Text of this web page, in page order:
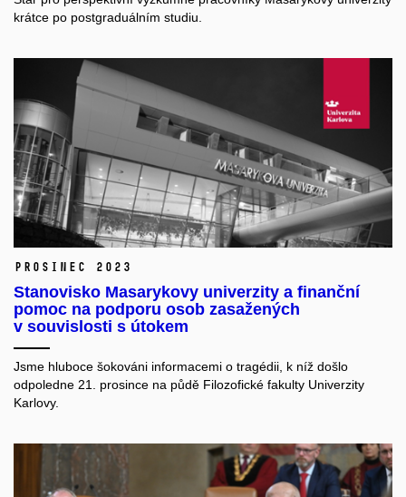
krátce po postgraduálním studiu.
prosinec 2023
Stanovisko Masarykovy univerzity a finanční
pomoc na podporu osob zasažených
v souvislosti s útokem
Jsme hluboce šokováni informacemi o tragédii, k níž došlo
odpoledne 21. prosince na půdě Filozofické fakulty Univerzity
Karlovy.